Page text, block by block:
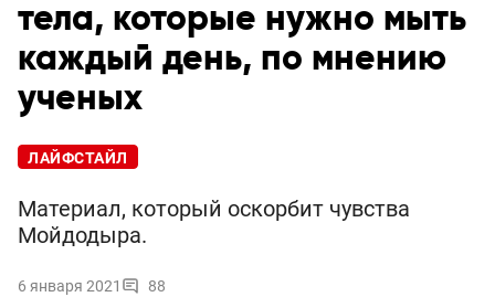
тела, которые нужно мыть
каждый день, по мнению
ученых
ЛАЙФСТАЙЛ
Материал, который оскорбит чувства
Мойдодыра.
6 января 2021 88